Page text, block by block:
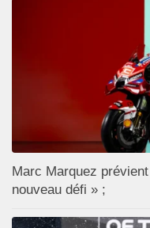
Marc Marquez
nouveau défi » ;